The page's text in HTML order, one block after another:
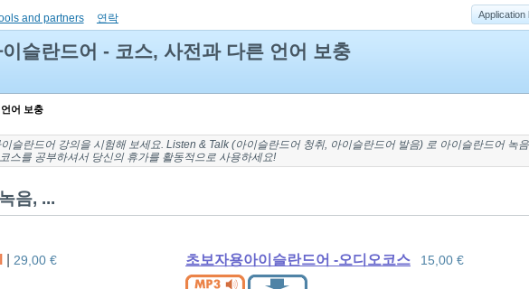
and partners 연락 Application
이슬란드어 - 코스, 사전과 다른 언어 보충
어 보충
이슬란드어 강의을 시험해 보세요. Listen & Talk (아이슬란드어 청취, 아이슬란드어 발음) 로 아이슬란드어 녹음
스를 공부하셔서 당신의 휴가를 활동적으로 사용하세요!
음, ...
29,00 € 초보자용아이슬란드어 -오디오코스 15,00 €